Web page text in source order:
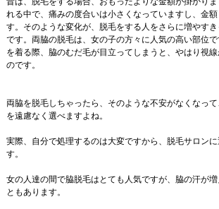
れる中で、痛みの度合いは小さくなっていますし、金
す。そのような変化が、脱毛をする人をさらに増やす
です。両脇の脱毛は、女の子の方々に人気の高い部位
を着る際、脇のむだ毛が目立ってしまうと、やはり視
のです。
両脇を脱毛しちゃったら、そのような不安がなくなっ
を遠慮なく選べますよね。
実際、自分で処理するのは大変ですから、脱毛サロン
す。
女の人達の間で脇脱毛はとても人気ですが、脇の汗が
ともあります。